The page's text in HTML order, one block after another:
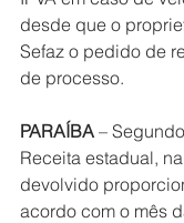
desde que o
Sefaz o pedido de
de processo.
PARAÍBA –
Receita estadual,
devolvido
acordo com o mês